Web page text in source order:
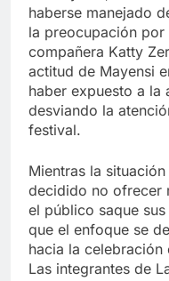
haberse manejado
la preocupación
compañera Katty
actitud de Mayensi
haber expuesto a la
desviando la
festival.
Mientras la
decidido no ofrecer
el público saque
que el enfoque se
hacia la
Las integrantes de